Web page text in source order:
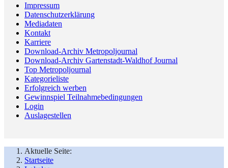
Impressum
Datenschutzerklärung
Mediadaten
Kontakt
Karriere
Download-Archiv Metropoljournal
Download-Archiv Gartenstadt-Waldhof Journal
Top Metropoljournal
Kategorieliste
Erfolgreich werben
Gewinnspiel Teilnahmebedingungen
Login
Auslagestellen
Aktuelle Seite:
Startseite